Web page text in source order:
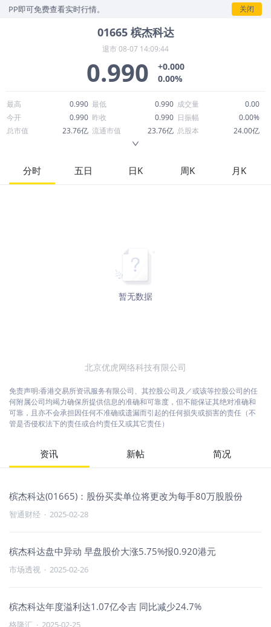
免费查看实时行情。 关闭
01665 槟杰科达
退市08-07 14:09:44
0.990
+0.000
0.00%
最高 0.990 最低 0.990 成交量
0.00
今开
0.990 昨收 0.990 日振幅
0.00%
总市值
23.76亿 流通市值 23.76亿 总股本
24.00亿
52周最高
0.990 市盈率
11.45
股息
分时 五日 日K 周K 月K
暂无数据
北京优虎网络科技有限公司
免责声明:香港交易所资讯服务有限公司、其控股公司及／或该等控股公司的任
何附属公司均竭力确保所提供信息的准确和可靠度，但不能保证其绝对准确和
可靠，且亦不会承担因任何不准确或遗漏而引起的任何损失或损害的责任（不
管是否侵权法下的责任或合约责任又或其它责任）
资讯 新帖 简况
槟杰科达(01665)：股份买卖单位将更改为每手80万股股份
智通财经 · 2025-02-28
槟杰科达盘中异动 早盘股价大涨5.75%报0.920港元
市场透视 · 2025-02-26
槟杰科达年度溢利达1.07亿令吉 同比减少24.7%
格隆汇 · 2025-02-25